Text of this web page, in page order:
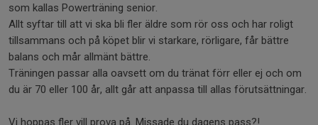
som kallas Powerträning senior.
Allt syftar till att vi ska bli fler äldre som rör oss och har roligt
tillsammans och på köpet blir vi starkare, rörligare, får bättre
balans och mår allmänt bättre.
Träningen passar alla oavsett om du tränat förr eller ej och om
du är 70 eller 100 år, allt går att anpassa till allas förutsättningar.
Vi hoppas fler vill prova på. Missade du dagens pass?!